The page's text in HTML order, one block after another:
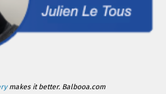
makes it better. Balbooa.com